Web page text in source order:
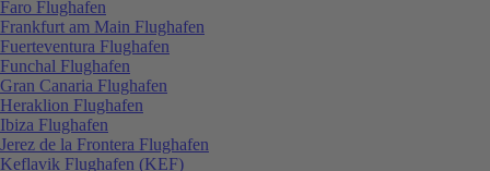
Faro Flughafen
Frankfurt am Main Flughafen
Fuerteventura Flughafen
Funchal Flughafen
Gran Canaria Flughafen
Heraklion Flughafen
Ibiza Flughafen
Jerez de la Frontera Flughafen
Keflavik Flughafen (KEF)